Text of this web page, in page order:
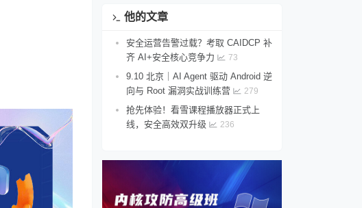
他的文章
安全运营告警过载？考取 CAIDCP 补
齐 AI+安全核心竞争力
73
9.10 北京｜AI Agent 驱动 Android 逆
向与 Root 漏洞实战训练营
279
抢先体验！看雪课程播放器正式上
线，安全高效双升级
236